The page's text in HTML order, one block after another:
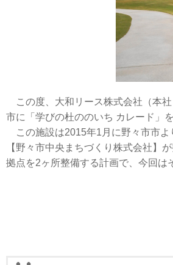
この度、大和リース株式会社（本
市に「学びの杜ののいち カレード」
この施設は2015年1月に野々市市よ
【野々市中央まちづくり株式会社】
拠点を2ヶ所整備する計画で、今回は